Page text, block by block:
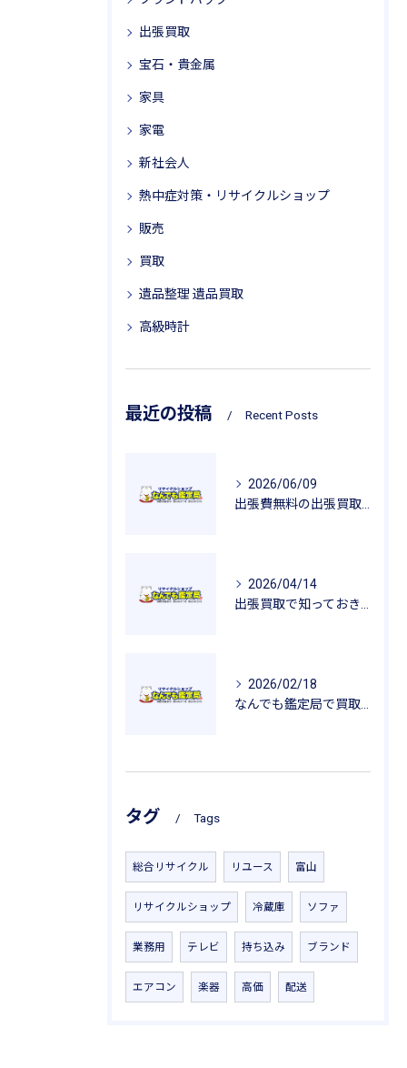
出張買取
宝石・貴金属
家具
家電
新社会人
熱中症対策・リサイクルショップ
販売
買取
遺品整理 遺品買取
高級時計
最近の投稿 Recent Posts
2026/06/09
2026/04/14
2026/02/18
タグ Tags
総合リサイクル リユース 富山
リサイクルショップ 冷蔵庫 ソファ
業務用 テレビ 持ち込み ブランド
エアコン 楽器 高価 配送